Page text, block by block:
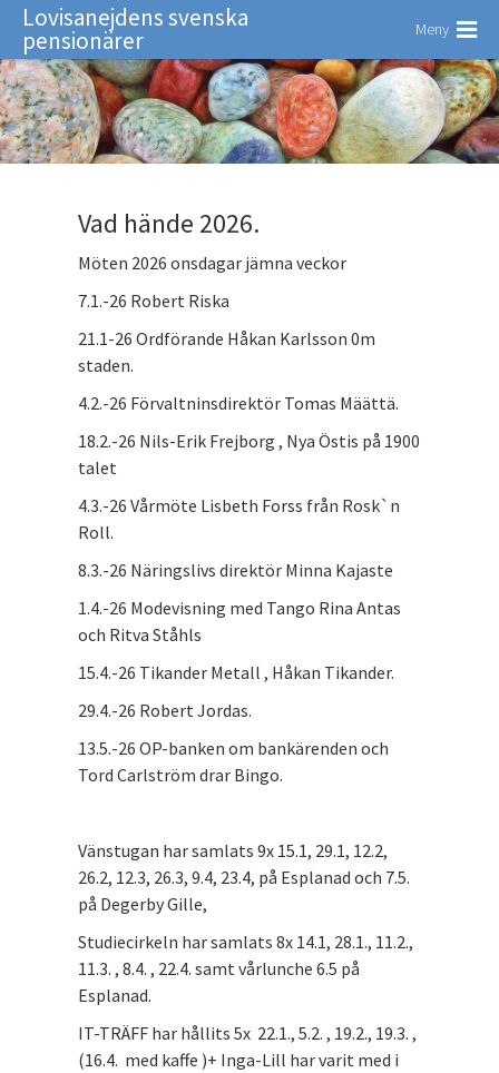
Lovisanejdens svenska
pensionärer Meny
Vad hände 2026.
Möten 2026 onsdagar jämna veckor
7.1.-26 Robert Riska
21.1-26 Ordförande Håkan Karlsson 0m
staden.
4.2.-26 Förvaltninsdirektör Tomas Määttä.
18.2.-26 Nils-Erik Frejborg , Nya Östis på 1900
talet
4.3.-26 Vårmöte Lisbeth Forss från Rosk`n
Roll.
8.3.-26 Näringslivs direktör Minna Kajaste
1.4.-26 Modevisning med Tango Rina Antas
och Ritva Ståhls
15.4.-26 Tikander Metall , Håkan Tikander.
29.4.-26 Robert Jordas.
13.5.-26 OP-banken om bankärenden och
Tord Carlström drar Bingo.
Vänstugan har samlats 9x 15.1, 29.1, 12.2,
26.2, 12.3, 26.3, 9.4, 23.4, på Esplanad och 7.5.
på Degerby Gille,
Studiecirkeln har samlats 8x 14.1, 28.1., 11.2.,
11.3. , 8.4. , 22.4. samt vårlunche 6.5 på
Esplanad.
IT-TRÄFF har hållits 5x 22.1., 5.2. , 19.2., 19.3. ,
(16.4. med kaffe )+ Inga-Lill har varit med i